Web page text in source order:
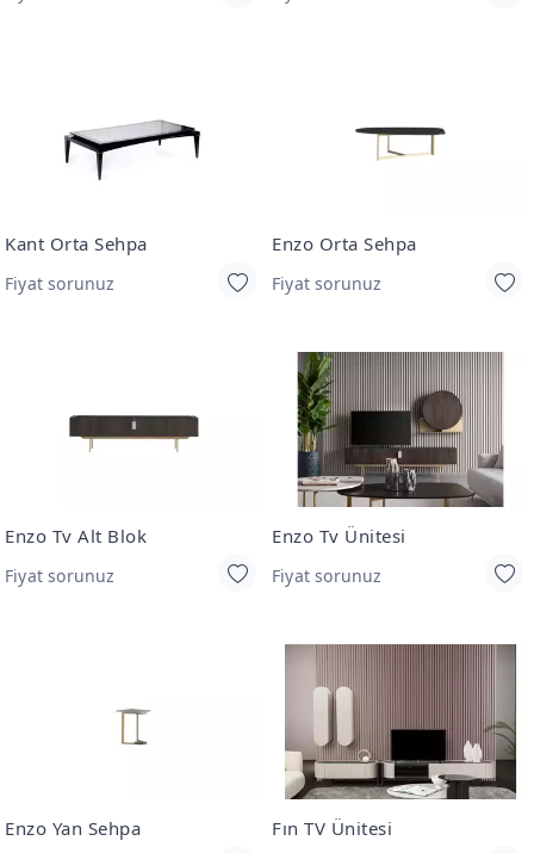
Kant Orta Sehpa
Fiyat sorunuz
Enzo Orta Sehpa
Fiyat sorunuz
Enzo Tv Alt Blok
Fiyat sorunuz
Enzo Tv Ünitesi
Fiyat sorunuz
Enzo Yan Sehpa Fın TV Ünitesi